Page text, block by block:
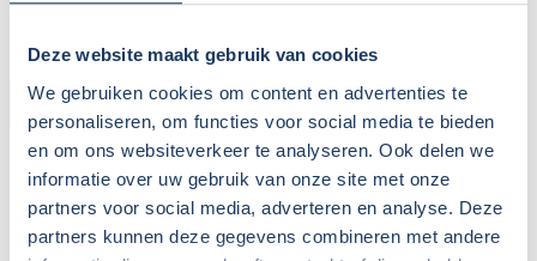
Deze website maakt gebruik van cookies
We gebruiken cookies om content en advertenties te
personaliseren, om functies voor social media te bieden
en om ons websiteverkeer te analyseren. Ook delen we
informatie over uw gebruik van onze site met onze
partners voor social media, adverteren en analyse. Deze
partners kunnen deze gegevens combineren met andere
KOPER
Naam:
KHA
Plaats / Provincie: Nunspeet
Koopdatum:
04-12-2020